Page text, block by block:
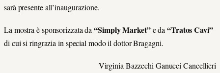
sarà presente all’inaugurazione.
La mostra è sponsorizzata da“Simply Market”e da“Tratos Cavi”
di cui si ringrazia in special modo il dottor Bragagni.
Virginia Bazzechi Ganucci Cancellieri